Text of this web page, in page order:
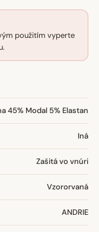
použitím vyperte
45% Modal 5% Elastan
Iná
Zašitá vo vnúri
Vzororvaná
ANDRIE